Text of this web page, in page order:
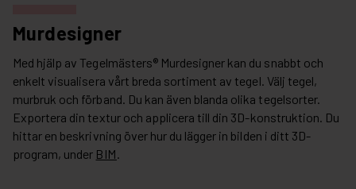
Murdesigner
Med hjälp av Tegelmästers® Murdesigner kan du snabbt och
enkelt visualisera vårt breda sortiment av tegel. Välj tegel,
murbruk och förband. Du kan även blanda olika tegelsorter.
Exportera din textur och applicera till din 3D-konstruktion. Du
hittar en beskrivning över hur du lägger in bilden i ditt 3D-
program, under BIM.